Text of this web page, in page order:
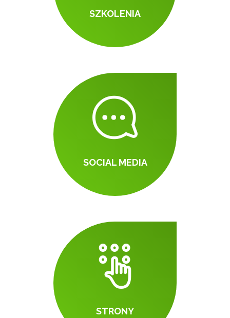
SZKOLENIA
SOCIAL MEDIA
STRONY